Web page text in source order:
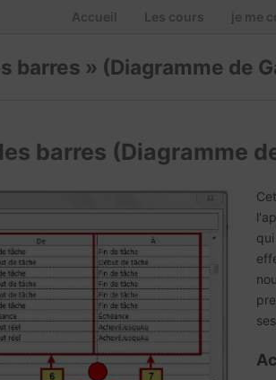
Accueil Les cours je me
barres » (Diagramme de
barres (Diagramme